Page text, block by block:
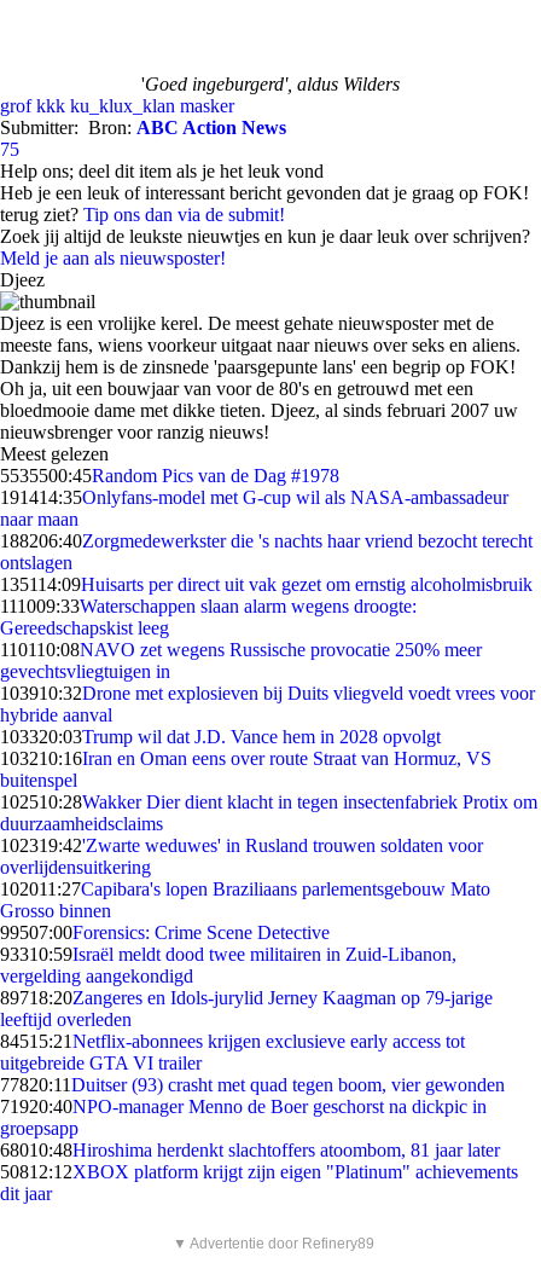
'Goed ingeburgerd', aldus Wilders
grof kkk ku_klux_klan masker
Submitter: Bron: ABC Action News
75
Help ons; deel dit item als je het leuk vond
Heb je een leuk of interessant bericht gevonden dat je graag op FOK!
terug ziet? Tip ons dan via de submit!
Zoek jij altijd de leukste nieuwtjes en kun je daar leuk over schrijven?
Meld je aan als nieuwsposter!
Djeez
Djeez is een vrolijke kerel. De meest gehate nieuwsposter met de
meeste fans, wiens voorkeur uitgaat naar nieuws over seks en aliens.
Dankzij hem is de zinsnede 'paarsgepunte lans' een begrip op FOK!
Oh ja, uit een bouwjaar van voor de 80's en getrouwd met een
bloedmooie dame met dikke tieten. Djeez, al sinds februari 2007 uw
nieuwsbrenger voor ranzig nieuws!
Meest gelezen
5535500:45Random Pics van de Dag #1978
191414:35Onlyfans-model met G-cup wil als NASA-ambassadeur
naar maan
188206:40Zorgmedewerkster die 's nachts haar vriend bezocht terecht
ontslagen
135114:09Huisarts per direct uit vak gezet om ernstig alcoholmisbruik
111009:33Waterschappen slaan alarm wegens droogte:
Gereedschapskist leeg
110110:08NAVO zet wegens Russische provocatie 250% meer
gevechtsvliegtuigen in
103910:32Drone met explosieven bij Duits vliegveld voedt vrees voor
hybride aanval
103320:03Trump wil dat J.D. Vance hem in 2028 opvolgt
103210:16Iran en Oman eens over route Straat van Hormuz, VS
buitenspel
102510:28Wakker Dier dient klacht in tegen insectenfabriek Protix om
duurzaamheidsclaims
102319:42'Zwarte weduwes' in Rusland trouwen soldaten voor
overlijdensuitkering
102011:27Capibara's lopen Braziliaans parlementsgebouw Mato
Grosso binnen
99507:00Forensics: Crime Scene Detective
93310:59Israël meldt dood twee militairen in Zuid-Libanon,
vergelding aangekondigd
89718:20Zangeres en Idols-jurylid Jerney Kaagman op 79-jarige
leeftijd overleden
84515:21Netflix-abonnees krijgen exclusieve early access tot
uitgebreide GTA VI trailer
77820:11Duitser (93) crasht met quad tegen boom, vier gewonden
71920:40NPO-manager Menno de Boer geschorst na dickpic in
groepsapp
68010:48Hiroshima herdenkt slachtoffers atoombom, 81 jaar later
50812:12XBOX platform krijgt zijn eigen "Platinum" achievements
dit jaar
▼ Advertentie door Refinery89